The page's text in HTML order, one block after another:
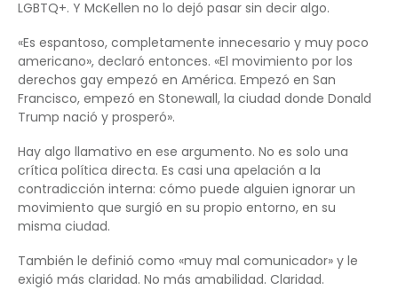
LGBTQ+. Y McKellen no lo dejó pasar sin decir algo.
«Es espantoso, completamente innecesario y muy poco
americano», declaró entonces. «El movimiento por los
derechos gay empezó en América. Empezó en San
Francisco, empezó en Stonewall, la ciudad donde Donald
Trump nació y prosperó».
Hay algo llamativo en ese argumento. No es solo una
crítica política directa. Es casi una apelación a la
contradicción interna: cómo puede alguien ignorar un
movimiento que surgió en su propio entorno, en su
misma ciudad.
También le definió como «muy mal comunicador» y le
exigió más claridad. No más amabilidad. Claridad.